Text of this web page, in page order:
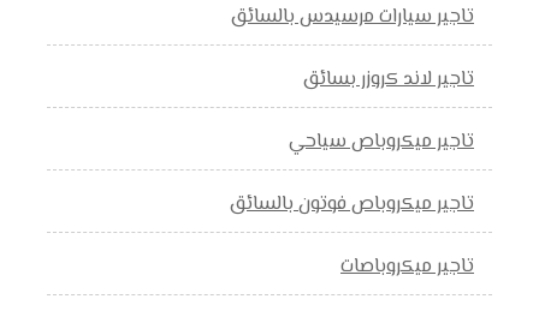
تاجير سيارات مرسيدس بالسائق
تاجير لاند كروزر بسائق
تاجير ميكروباص سياحي
تاجير ميكروباص فوتون بالسائق
تاجير ميكروباصات